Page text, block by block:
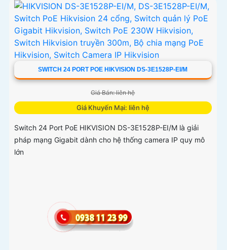
SWITCH 24 PORT POE HIKVISION DS-3E1528P-EI/M
Giá Bán: liên hệ
Giá Khuyến Mại: liên hệ
Switch 24 Port PoE HIKVISION DS-3E1528P-EI/M là giải
pháp mạng Gigabit dành cho hệ thống camera IP quy mô
lớn